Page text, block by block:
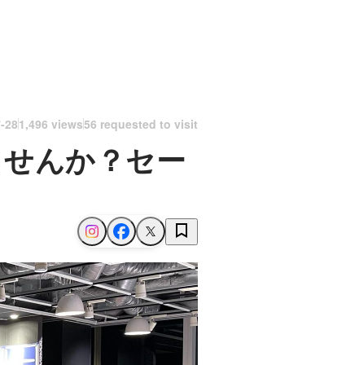
281,496 views56 requested to visit
んか？セー